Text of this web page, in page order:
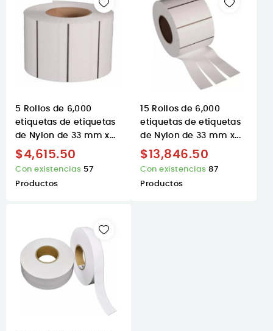
5 Rollos de 6,000
etiquetas de etiquetas
de Nylon de 33 mm x...
$4,615.50
Con existencias 57
Productos
15 Rollos de 6,000
etiquetas de etiquetas
de Nylon de 33 mm x...
$13,846.50
Con existencias87
Productos